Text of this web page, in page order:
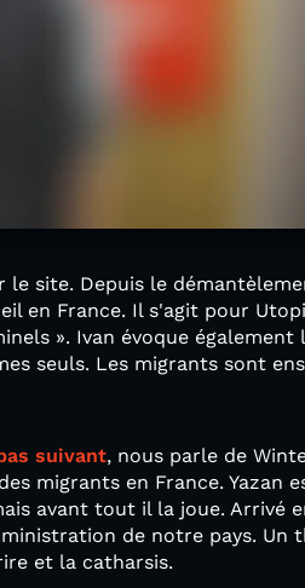
site. Depuis le
en France. Il s'agit pour
». Ivan évoque également
seuls. Les migrants sont
suivant, nous parle de
migrants en France. Yazan
avant tout il la joue. Arrivé
de notre pays. Un
et la catharsis.